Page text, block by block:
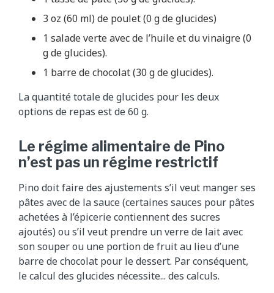
3 oz (60 ml) de poulet (0 g de glucides)
1 salade verte avec de l’huile et du vinaigre (0
g de glucides).
1 barre de chocolat (30 g de glucides).
La quantité totale de glucides pour les deux
options de repas est de 60 g.
Le régime alimentaire de Pino
n’est pas un régime restrictif
Pino doit faire des ajustements s’il veut manger ses
pâtes avec de la sauce (certaines sauces pour pâtes
achetées à l’épicerie contiennent des sucres
ajoutés) ou s’il veut prendre un verre de lait avec
son souper ou une portion de fruit au lieu d’une
barre de chocolat pour le dessert. Par conséquent,
le calcul des glucides nécessite... des calculs.